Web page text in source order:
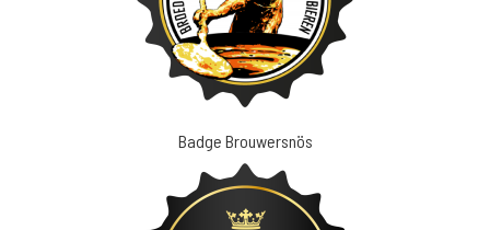
Badge Brouwersnös